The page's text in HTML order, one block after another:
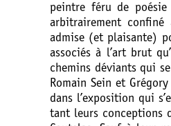
peintre féru de poésie
arbitrairement
admise (et plaisante)
associés à l’art brut
chemins déviants qui
Romain Sein et
dans l’exposition qui
tant leurs conceptions